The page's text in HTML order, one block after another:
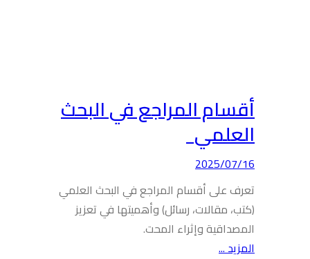
أقسام المراجع في البحث
العلمي
2025/07/16
تعرف على أقسام المراجع في البحث العلمي
(كتب، مقالات، رسائل) وأهميتها في تعزيز
المصداقية وإثراء المحت.
المزيد ...